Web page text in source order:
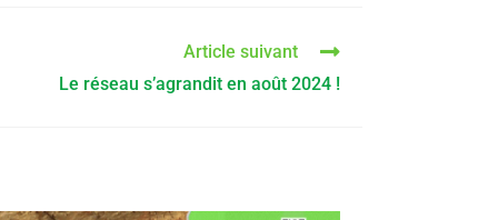
Article suivant
Le réseau s’agrandit en août 2024 !